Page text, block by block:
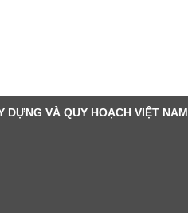
DỰNG VÀ QUY HOẠCH VIỆT NAM